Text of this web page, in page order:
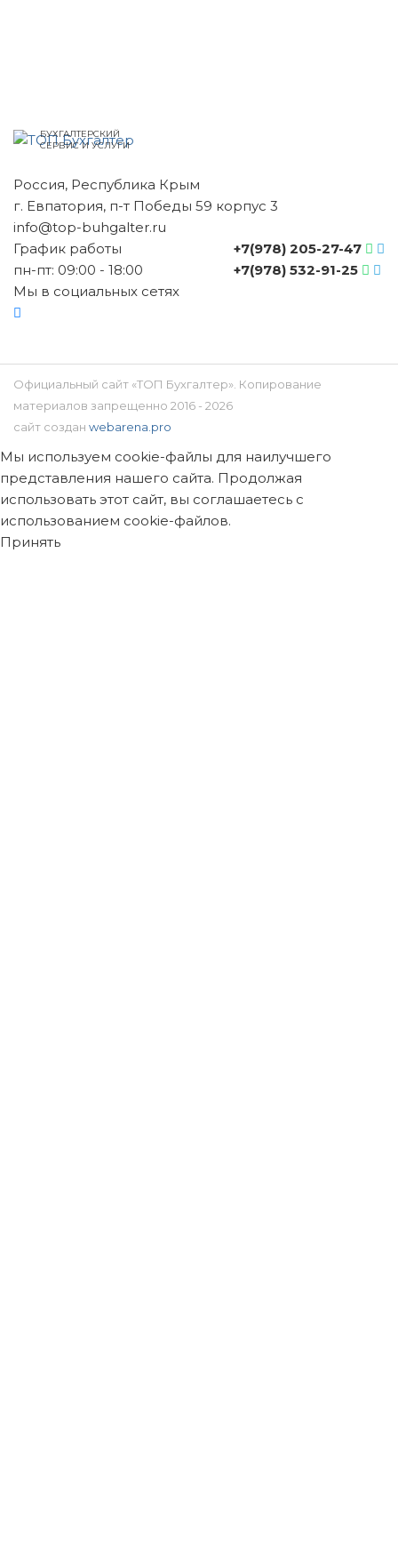
БУХГАЛТЕРСКИЙ
СЕРВИС И УСЛУГИ
Россия, Республика Крым
г. Евпатория, п-т Победы 59 корпус 3
info@top-buhgalter.ru
График работы
пн-пт: 09:00 - 18:00
+7(978) 205-27-47
+7(978) 532-91-25
Мы в социальных сетях
Официальный сайт «ТОП Бухгалтер». Копирование
материалов запрещенно 2016 - 2026
сайт создан webarena.pro
Мы используем cookie-файлы для наилучшего
представления нашего сайта. Продолжая
использовать этот сайт, вы соглашаетесь с
использованием cookie-файлов.
Принять